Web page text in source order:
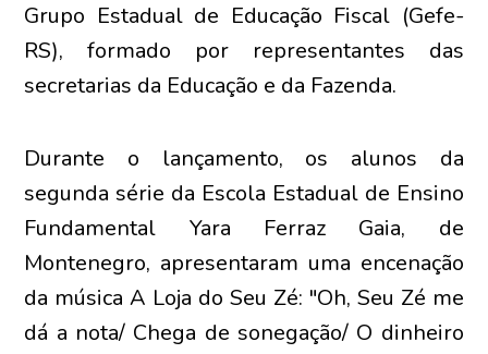
Grupo Estadual de Educação Fiscal (Gefe-
RS), formado por representantes das
secretarias da Educação e da Fazenda.
Durante o lançamento, os alunos da
segunda série da Escola Estadual de Ensino
Fundamental Yara Ferraz Gaia, de
Montenegro, apresentaram uma encenação
da música A Loja do Seu Zé: "Oh, Seu Zé me
dá a nota/ Chega de sonegação/ O dinheiro